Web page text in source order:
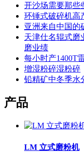
开沙场需要那些
环锤式破碎机高
亚洲来自中国的
天津仕名辊式磨
磨业绩
每小时产1400T
增湿粉碎湿粉碎
铅精矿中冬季水
产品
LM 立式磨粉机